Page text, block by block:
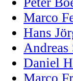
Marco
Hans
Andreas
Daniel